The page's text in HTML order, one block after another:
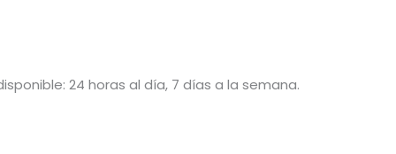
24 horas al día, 7 días a la semana.